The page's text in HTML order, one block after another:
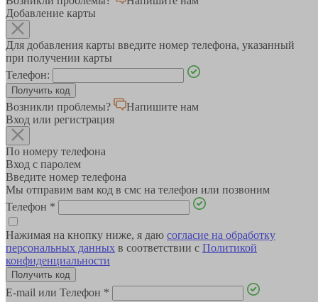
Добавление карты
Для добавления карты введите номер телефона, указанный
при получении карты
Телефон:
Возникли проблемы?
Напишите нам
Вход или регистрация
По номеру телефона
Вход с паролем
Введите номер телефона
Мы отправим вам код в смс на телефон или позвоним
Телефон *
Нажимая на кнопку ниже, я даю согласие на обработку
персональных данных в соответствии с Политикой
конфиденциальности
E-mail или Телефон *